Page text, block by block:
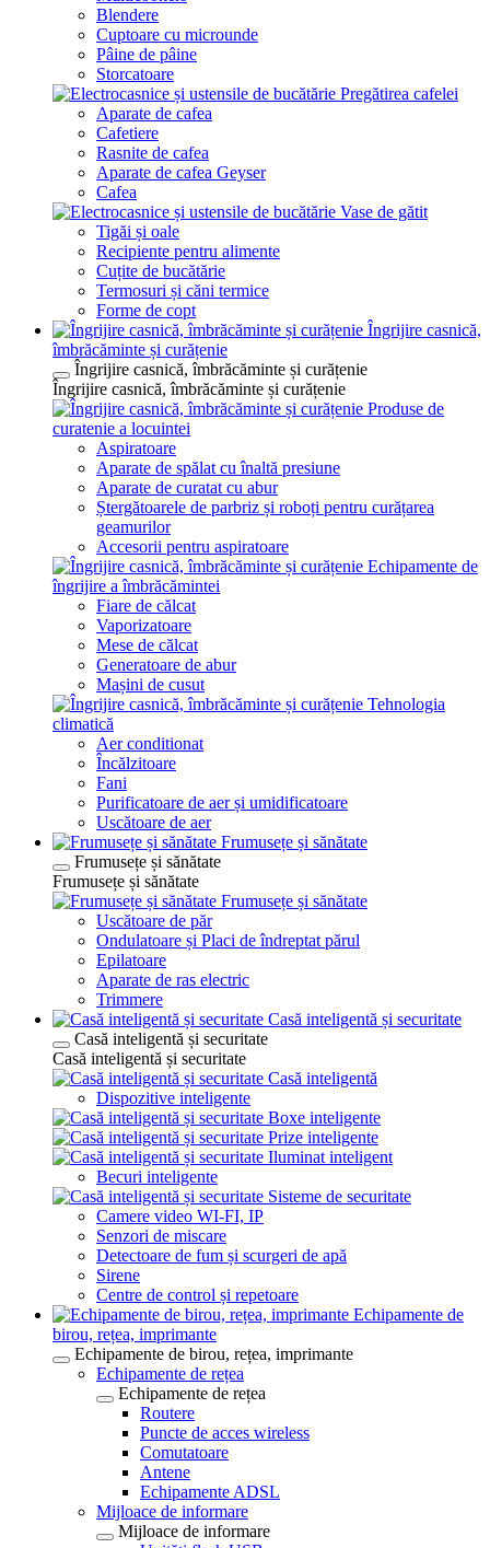
Blendere
Cuptoare cu microunde
Pâine de pâine
Storcatoare
Pregătirea cafelei
Aparate de cafea
Cafetiere
Rasnite de cafea
Aparate de cafea Geyser
Cafea
Vase de gătit
Tigăi și oale
Recipiente pentru alimente
Cuțite de bucătărie
Termosuri și căni termice
Forme de copt
Îngrijire casnică,
îmbrăcăminte și curățenie
Îngrijire casnică, îmbrăcăminte și curățenie
Îngrijire casnică, îmbrăcăminte și curățenie
Produse de
curatenie a locuintei
Aspiratoare
Aparate de spălat cu înaltă presiune
Aparate de curatat cu abur
Ștergătoarele de parbriz și roboți pentru curățarea
geamurilor
Accesorii pentru aspiratoare
Echipamente de
îngrijire a îmbrăcămintei
Fiare de călcat
Vaporizatoare
Mese de călcat
Generatoare de abur
Mașini de cusut
Tehnologia
climatică
Aer conditionat
Încălzitoare
Fani
Purificatoare de aer și umidificatoare
Uscătoare de aer
Frumusețe și sănătate
Frumusețe și sănătate
Frumusețe și sănătate
Frumusețe și sănătate
Uscătoare de păr
Ondulatoare și Placi de îndreptat părul
Epilatoare
Aparate de ras electric
Trimmere
Casă inteligentă și securitate
Casă inteligentă și securitate
Casă inteligentă și securitate
Casă inteligentă
Dispozitive inteligente
Boxe inteligente
Prize inteligente
Iluminat inteligent
Becuri inteligente
Sisteme de securitate
Camere video WI-FI, IP
Senzori de miscare
Detectoare de fum și scurgeri de apă
Sirene
Centre de control și repetoare
Echipamente de
birou, rețea, imprimante
Echipamente de birou, rețea, imprimante
Echipamente de rețea
Echipamente de rețea
Routere
Puncte de acces wireless
Comutatoare
Antene
Echipamente ADSL
Mijloace de informare
Mijloace de informare